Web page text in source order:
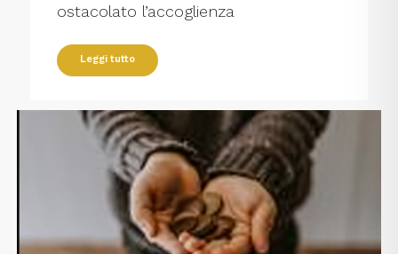
ostacolato l’accoglienza
Leggi tutto